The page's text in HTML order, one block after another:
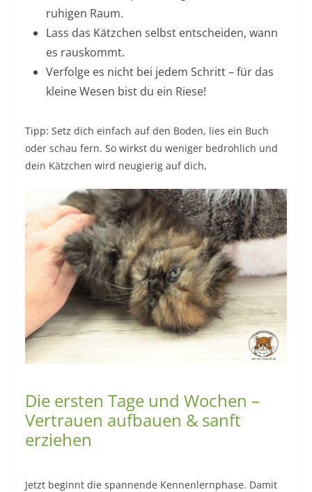
ruhigen Raum.
Lass das Kätzchen selbst entscheiden, wann
es rauskommt.
Verfolge es nicht bei jedem Schritt – für das
kleine Wesen bist du ein Riese!
Tipp: Setz dich einfach auf den Boden, lies ein Buch
oder schau fern. So wirkst du weniger bedrohlich und
dein Kätzchen wird neugierig auf dich,
Die ersten Tage und Wochen –
Vertrauen aufbauen & sanft
erziehen
Jetzt beginnt die spannende Kennenlernphase. Damit